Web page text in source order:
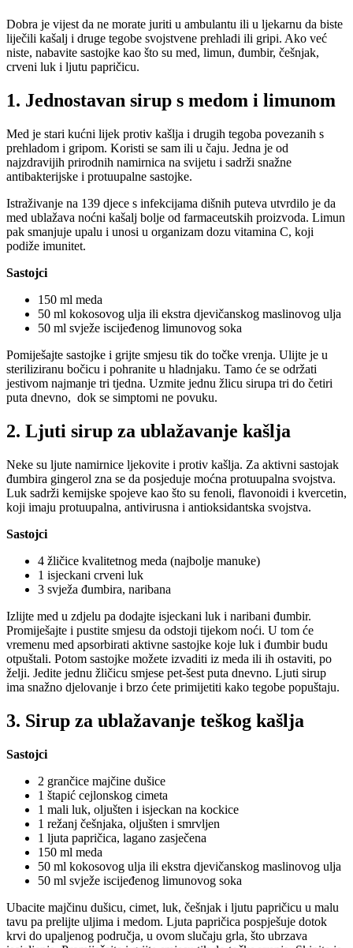
Dobra je vijest da ne morate juriti u ambulantu ili u ljekarnu da biste
liječili kašalj i druge tegobe svojstvene prehladi ili gripi. Ako već
niste, nabavite sastojke kao što su med, limun, đumbir, češnjak,
crveni luk i ljutu papričicu.
1. Jednostavan sirup s medom i limunom
Med je stari kućni lijek protiv kašlja i drugih tegoba povezanih s
prehladom i gripom. Koristi se sam ili u čaju. Jedna je od
najzdravijih prirodnih namirnica na svijetu i sadrži snažne
antibakterijske i protuupalne sastojke.
Istraživanje na 139 djece s infekcijama dišnih puteva utvrdilo je da
med ublažava noćni kašalj bolje od farmaceutskih proizvoda. Limun
pak smanjuje upalu i unosi u organizam dozu vitamina C, koji
podiže imunitet.
Sastojci
150 ml meda
50 ml kokosovog ulja ili ekstra djevičanskog maslinovog ulja
50 ml svježe iscijeđenog limunovog soka
Pomiješajte sastojke i grijte smjesu tik do točke vrenja. Ulijte je u
steriliziranu bočicu i pohranite u hladnjaku. Tamo će se održati
jestivom najmanje tri tjedna. Uzmite jednu žlicu sirupa tri do četiri
puta dnevno, dok se simptomi ne povuku.
2. Ljuti sirup za ublažavanje kašlja
Neke su ljute namirnice ljekovite i protiv kašlja. Za aktivni sastojak
đumbira gingerol zna se da posjeduje moćna protuupalna svojstva.
Luk sadrži kemijske spojeve kao što su fenoli, flavonoidi i kvercetin,
koji imaju protuupalna, antivirusna i antioksidantska svojstva.
Sastojci
4 žličice kvalitetnog meda (najbolje manuke)
1 isjeckani crveni luk
3 svježa đumbira, naribana
Izlijte med u zdjelu pa dodajte isjeckani luk i naribani đumbir.
Promiješajte i pustite smjesu da odstoji tijekom noći. U tom će
vremenu med apsorbirati aktivne sastojke koje luk i đumbir budu
otpuštali. Potom sastojke možete izvaditi iz meda ili ih ostaviti, po
želji. Jedite jednu žličicu smjese pet-šest puta dnevno. Ljuti sirup
ima snažno djelovanje i brzo ćete primijetiti kako tegobe popuštaju.
3. Sirup za ublažavanje teškog kašlja
Sastojci
2 grančice majčine dušice
1 štapić cejlonskog cimeta
1 mali luk, oljušten i isjeckan na kockice
1 režanj češnjaka, oljušten i smrvljen
1 ljuta papričica, lagano zasječena
150 ml meda
50 ml kokosovog ulja ili ekstra djevičanskog maslinovog ulja
50 ml svježe iscijeđenog limunovog soka
Ubacite majčinu dušicu, cimet, luk, češnjak i ljutu papričicu u malu
tavu pa prelijte uljima i medom. Ljuta papričica pospješuje dotok
krvi do upaljenog područja, u ovom slučaju grla, što ubrzava